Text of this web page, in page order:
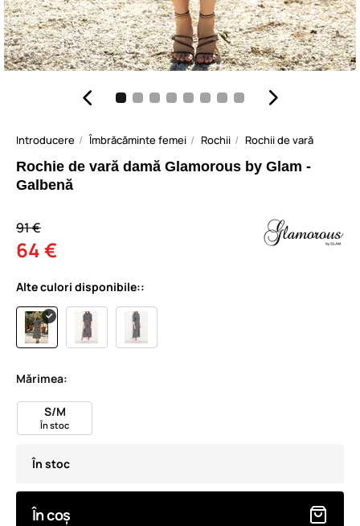
Introducere Îmbrăcăminte femei Rochii Rochii de vară
Rochie de vară damă Glamorous by Glam -
Galbenă
91 €
64 €
Alte culori disponibile::
Mărimea:
S/M
În stoc
În stoc
În coș